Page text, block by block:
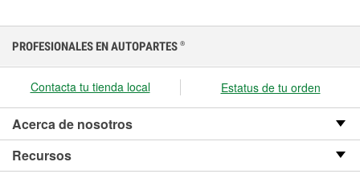
PROFESIONALES EN AUTOPARTES ®
Contacta tu tienda local Estatus de tu orden
Acerca de nosotros
Recursos